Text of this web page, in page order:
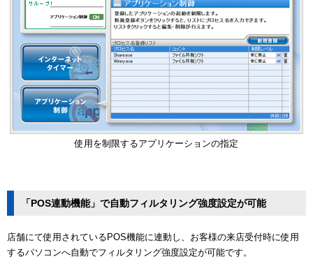
使用を制限するアプリケーションの指定
「POS連動機能」で自動フィルタリング強度設定が可能
店舗にて使用されているPOS機能に連動し、お客様の来店受付時に使用
するパソコンへ自動でフィルタリング強度設定が可能です。